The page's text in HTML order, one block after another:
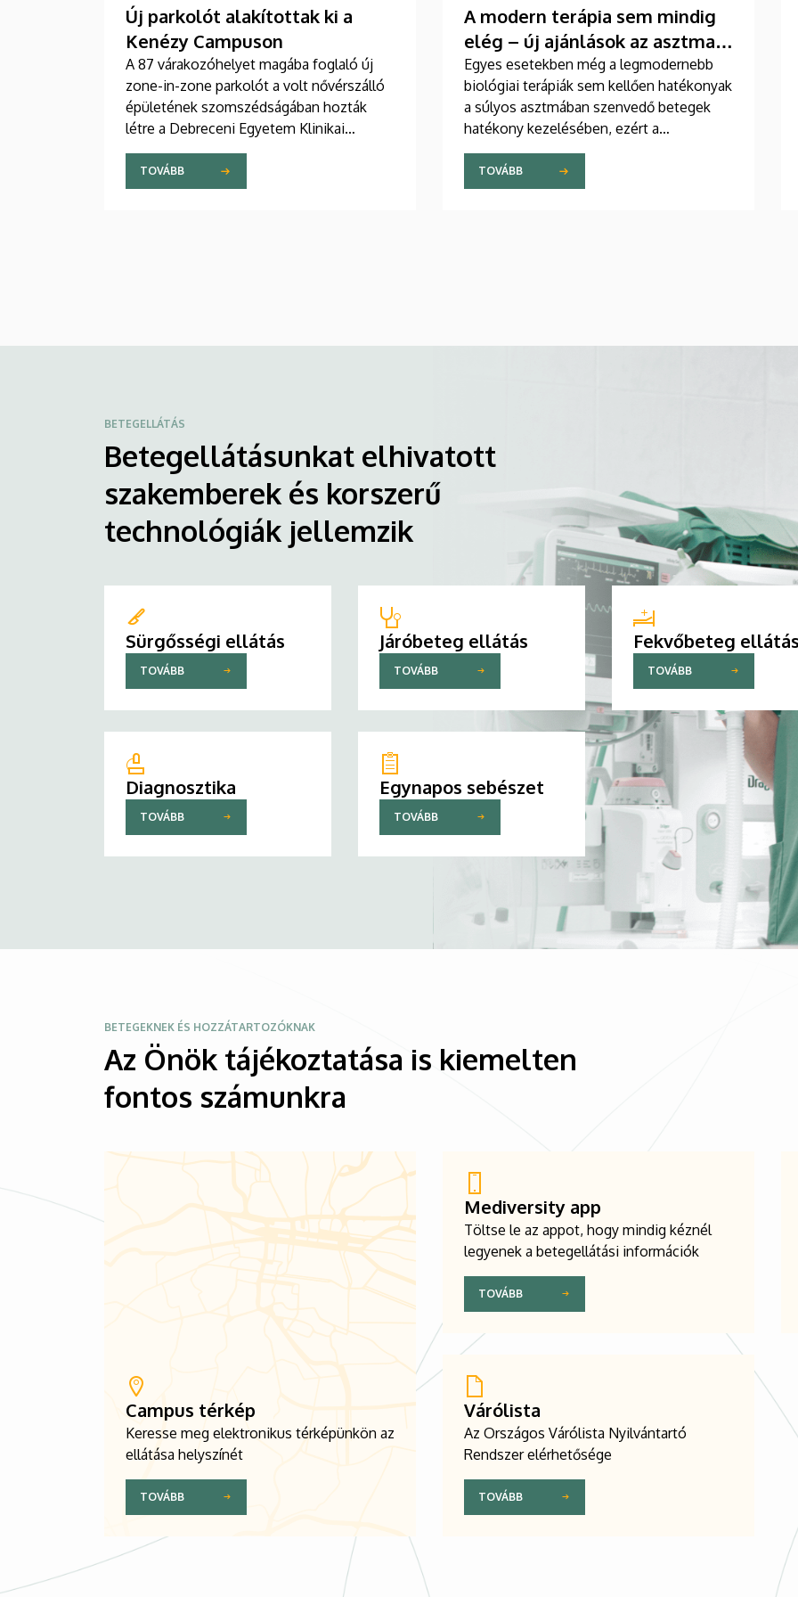
Új parkolót alakítottak ki a
Kenézy Campuson
A 87 várakozóhelyet magába foglaló új
zone-in-zone parkolót a volt nővérszálló
épületének szomszédságában hozták
létre a Debreceni Egyetem Klinikai
Központ Kenézy Gyula Campusán. Az új
területet várhatóan augusztusban nyitják
meg a járművek előtt.
TOVÁBB
A modern terápia sem mindig
elég – új ajánlások az asztma
kezelésében
Egyes esetekben még a legmodernebb
biológiai terápiák sem kellően hatékonyak
a súlyos asztmában szenvedő betegek
hatékony kezelésében, ezért a
szakemberek az új gyógyszerek
kifejlesztésére irányuló kutatások
felgyorsítását sürgetik. A témában a
TOVÁBB
BETEGELLÁTÁS
Betegellátásunkat elhivatott
szakemberek és korszerű
technológiák jellemzik
Sürgősségi ellátás
TOVÁBB
Járóbeteg ellátás
TOVÁBB
Fekvőbeteg
TOVÁBB
Diagnosztika
TOVÁBB
Egynapos sebészet
TOVÁBB
BETEGEKNEK ÉS HOZZÁTARTOZÓKNAK
Az Önök tájékoztatása is kiemelten
fontos számunkra
Campus térkép
Keresse meg elektronikus térképünkön az
ellátása helyszínét
TOVÁBB
Mediversity app
Töltse le az appot, hogy mindig kéznél
legyenek a betegellátási információk
TOVÁBB
Várólista
Az Országos Várólista Nyilvántartó
Rendszer elérhetősége
TOVÁBB